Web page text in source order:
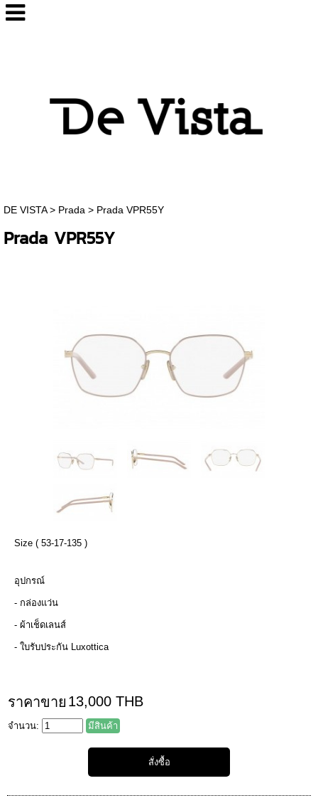
DE VISTA> Prada > Prada VPR55Y
Prada VPR55Y
Size ( 53-17-135 )
อุปกรณ์
- กล่องแว่น
- ผ้าเช็ดเลนส์
- ใบรับประกัน Luxottica
ราคาขาย 13,000 THB
จำนวน: มีสินค้า